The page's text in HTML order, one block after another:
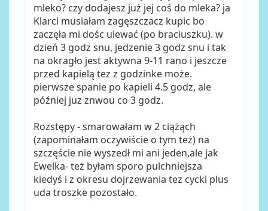
mleko? czy dodajesz już jej coś do mleka? ja
Klarci musiałam zagęszczacz kupic bo
zaczęła mi dośc ulewać (po braciuszku). w
dzień 3 godz snu, jedzenie 3 godz snu i tak
na okragło jest aktywna 9-11 rano i jeszcze
przed kapielą tez z godzinke może.
pierwsze spanie po kapieli 4.5 godz, ale
później juz znwou co 3 godz.
Rozstępy - smarowałam w 2 ciążąch
(zapominałam oczywiście o tym też) na
szczęście nie wyszedł mi ani jeden,ale jak
Ewelka- też byłam sporo pulchniejsza
kiedyś i z okresu dojrzewania tez cycki plus
uda troszke pozostało.